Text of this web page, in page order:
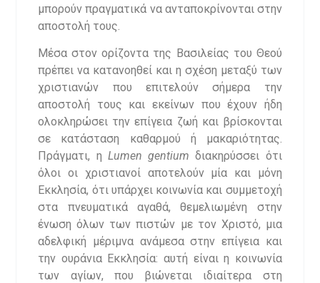
μπορούν πραγματικά να ανταποκρίνονται στην
αποστολή τους.
Μέσα στον ορίζοντα της Βασιλείας του Θεού
πρέπει να κατανοηθεί και η σχέση μεταξύ των
χριστιανών που επιτελούν σήμερα την
αποστολή τους και εκείνων που έχουν ήδη
ολοκληρώσει την επίγεια ζωή και βρίσκονται
σε κατάσταση καθαρμού ή μακαριότητας.
Πράγματι, η Lumen gentium διακηρύσσει ότι
όλοι οι χριστιανοί αποτελούν μία και μόνη
Εκκλησία, ότι υπάρχει κοινωνία και συμμετοχή
στα πνευματικά αγαθά, θεμελιωμένη στην
ένωση όλων των πιστών με τον Χριστό, μια
αδελφική μέριμνα ανάμεσα στην επίγεια και
την ουράνια Εκκλησία: αυτή είναι η κοινωνία
των αγίων, που βιώνεται ιδιαίτερα στη